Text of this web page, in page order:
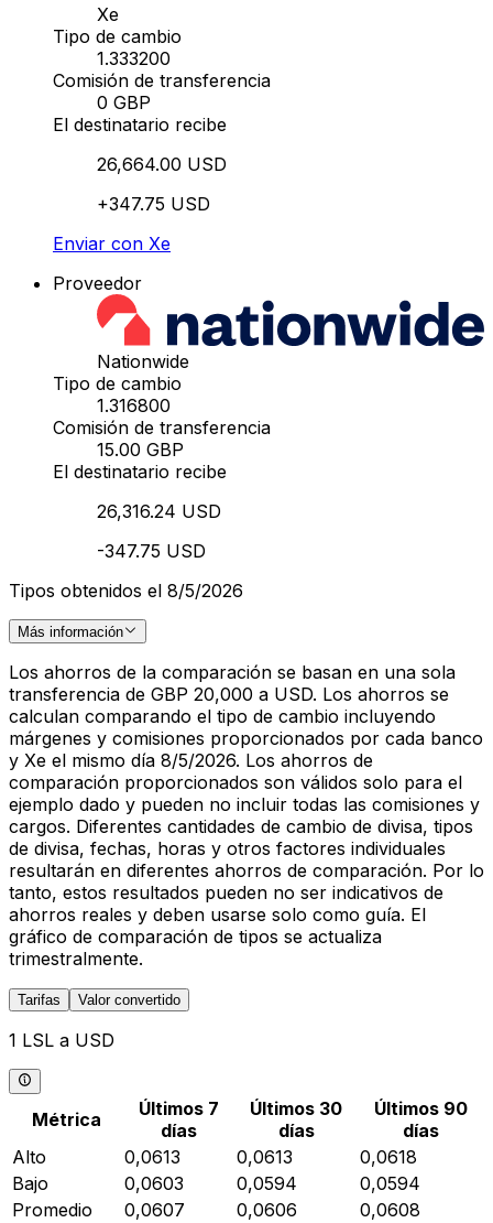
Xe
Tipo de cambio
1.333200
Comisión de transferencia
0 GBP
El destinatario recibe
26,664.00 USD
+347.75 USD
Enviar con Xe
Proveedor
Nationwide
Tipo de cambio
1.316800
Comisión de transferencia
15.00 GBP
El destinatario recibe
26,316.24 USD
-347.75 USD
Tipos obtenidos el 8/5/2026
Más información
Los ahorros de la comparación se basan en una sola
transferencia de GBP 20,000 a USD. Los ahorros se
calculan comparando el tipo de cambio incluyendo
márgenes y comisiones proporcionados por cada banco
y Xe el mismo día 8/5/2026. Los ahorros de
comparación proporcionados son válidos solo para el
ejemplo dado y pueden no incluir todas las comisiones y
cargos. Diferentes cantidades de cambio de divisa, tipos
de divisa, fechas, horas y otros factores individuales
resultarán en diferentes ahorros de comparación. Por lo
tanto, estos resultados pueden no ser indicativos de
ahorros reales y deben usarse solo como guía. El
gráfico de comparación de tipos se actualiza
trimestralmente.
Tarifas Valor convertido
1 LSL a USD
Métrica
Últimos 7
días
Últimos 30
días
Últimos 90
días
Alto
0,0613 0,0613
0,0618
Bajo
0,0603 0,0594
0,0594
Promedio
0,0607 0,0606
0,0608